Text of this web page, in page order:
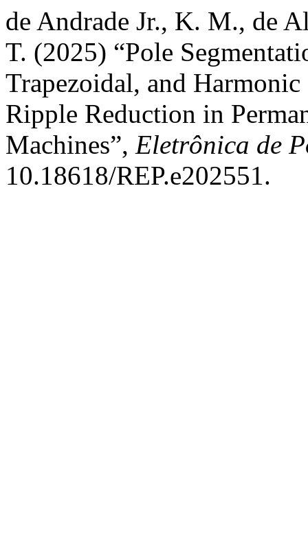
de Andrade Jr., K. M., de
T. (2025) “Pole
Trapezoidal, and
Ripple Reduction in
Machines”, Eletrônica de
10.18618/REP.e202551.